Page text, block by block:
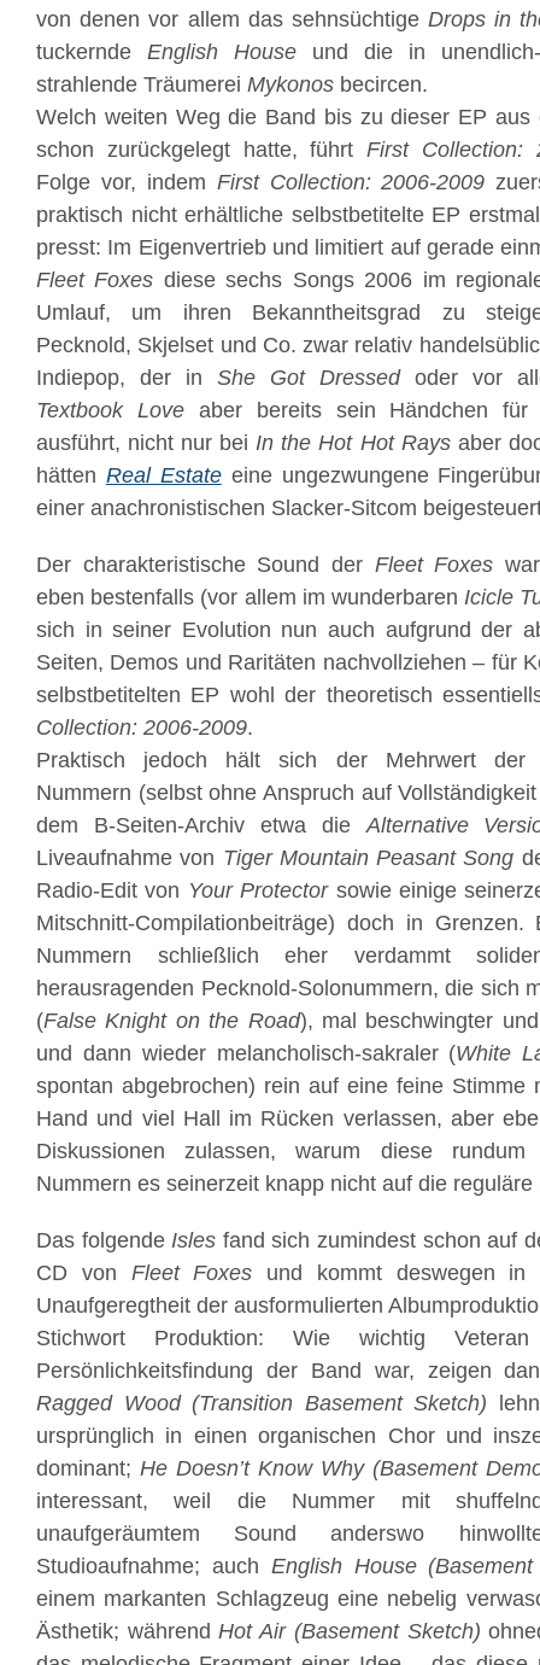
von denen vor allem das sehnsüchtigeDrops in
tuckernde English House und die in unendlich-
strahlende Träumerei Mykonos becircen.
Welch weiten Weg die Band bis zu dieser EP aus
schon zurückgelegt hatte, führt First Collection:
Folge vor, indem First Collection: 2006-2009
praktisch nicht erhältliche selbstbetitelte EP
presst: Im Eigenvertrieb und limitiert auf gerade
Fleet Foxes diese sechs Songs 2006 im
Umlauf, um ihren Bekanntheitsgrad zu
Pecknold, Skjelset und Co. zwar relativ
Indiepop, der in She Got Dressedoder vor
Textbook Loveaber bereits sein Händchen für
ausführt, nicht nur beiIn the Hot Hot Raysaber
hätten Real Estateeine ungezwungene
einer anachronistischen Slacker-Sitcom
Der charakteristische Sound der Fleet Foxes
eben bestenfalls (vor allem im wunderbarenIcicle
sich in seiner Evolution nun auch aufgrund der
Seiten, Demos und Raritäten nachvollziehen – für
selbstbetitelten EP wohl der theoretisch
Collection: 2006-2009.
Praktisch jedoch hält sich der Mehrwert der
Nummern (selbst ohne Anspruch auf
dem B-Seiten-Archiv etwa dieAlternative
Liveaufnahme von Tiger Mountain Peasant Song
Radio-Edit von Your Protectorsowie einige
Mitschnitt-Compilationbeiträge) doch in Grenzen.
Nummern schließlich eher verdammt
herausragenden Pecknold-Solonummern, die sich
(False Knight on the Road), mal beschwingter
und dann wieder melancholisch-sakraler (White
spontan abgebrochen) rein auf eine feine Stimme
Hand und viel Hall im Rücken verlassen, aber
Diskussionen zulassen, warum diese rundum
Nummern es seinerzeit knapp nicht auf die
Das folgendeIsles fand sich zumindest schon auf
CD von Fleet Foxes und kommt deswegen in
Unaufgeregtheit der ausformulierten
Stichwort Produktion: Wie wichtig
Persönlichkeitsfindung der Band war, zeigen
Ragged Wood (Transition Basement Sketch)
ursprünglich in einen organischen Chor und
dominant; He Doesn’t Know Why (Basement
interessant, weil die Nummer mit
unaufgeräumtem Sound anderswo
Studioaufnahme; auch English House
einem markanten Schlagzeug eine nebelig
Ästhetik; währendHot Air (Basement Sketch)